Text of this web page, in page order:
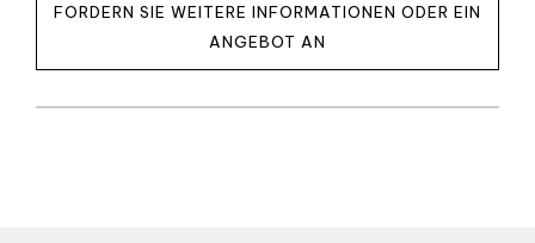
FORDERN SIE WEITERE INFORMATIONEN ODER EIN
ANGEBOT AN